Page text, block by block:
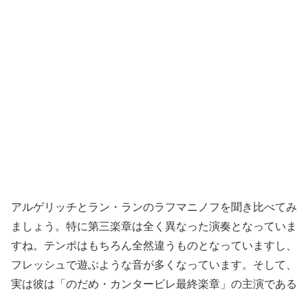
アルゲリッチとラン・ランのラフマニノフを聞き比べてみ
ましょう。特に第三楽章は全く異なった演奏となっていま
すね。テンポはもちろん全然違うものとなっていますし、
フレッシュで遊ぶような音が多くなっています。そして、
実は彼は「のだめ・カンタービレ最終楽章」の主演である